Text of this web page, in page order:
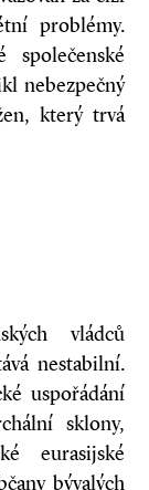
problémy.
nebezpečný
který trvá
vládců
nestabilní.
uspořádání
sklony,
eurasijské
bývalých